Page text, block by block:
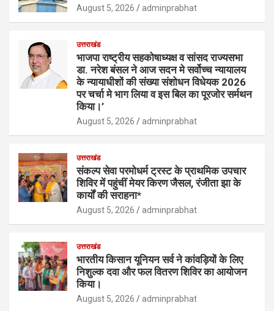
August 5, 2026 adminprabhat
उत्तराखंड
भाजपा राष्ट्रीय सहकोषाध्यक्ष व सांसद राज्यसभा
डा. नरेश बंसल ने आज सदन मे सर्वोच्च न्यायालय
के न्यायाधीशों की संख्या संशोधन विधेयक 2026
पर चर्चा मे भाग लिया व इस बिल का पूरजोर सर्मथन
किया।’
August 5, 2026 adminprabhat
उत्तराखंड
संकल्प सेवा परमोधर्म ट्रस्ट के प्राथमिक उपचार
शिविर में पहुंचीं मेयर किरण जैसल, रंजीता झा के
कार्यों की सराहना*
August 5, 2026 adminprabhat
उत्तराखंड
भारतीय किसान यूनियन सर्व ने कांवड़ियों के लिए
निशुल्क दवा और फल वितरण शिविर का आयोजन
किया।
August 5, 2026 adminprabhat